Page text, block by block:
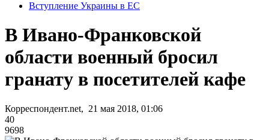
Вступление Украины в ЕС
В Ивано-Франковской
области военный бросил
гранату в посетителей кафе
Корреспондент.net, 21 мая 2018, 01:06
40
9698